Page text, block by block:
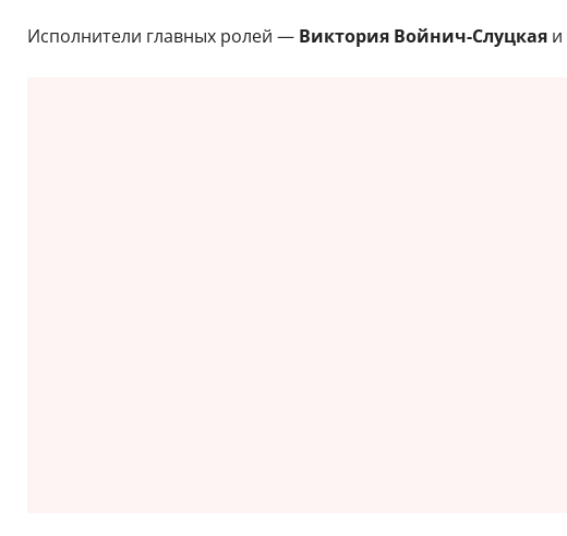
Исполнители главных ролей — Виктория Войнич-Слуцкаяи